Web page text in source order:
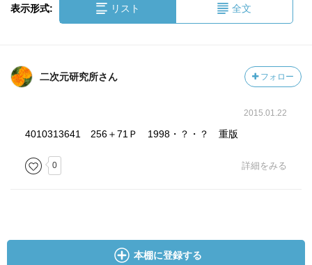
表示形式: リスト 全文
二次元研究所さん フォロー
2015.01.22
4010313641 256＋71Ｐ 1998・？・？ 重版
0 詳細をみる
本棚に登録する